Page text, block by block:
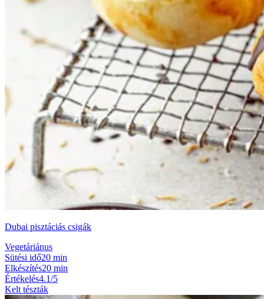
Dubai pisztáciás csigák
Vegetáriánus
Sütési idő20 min
Elkészítés20 min
Értékelés4.1/5
Kelt tészták